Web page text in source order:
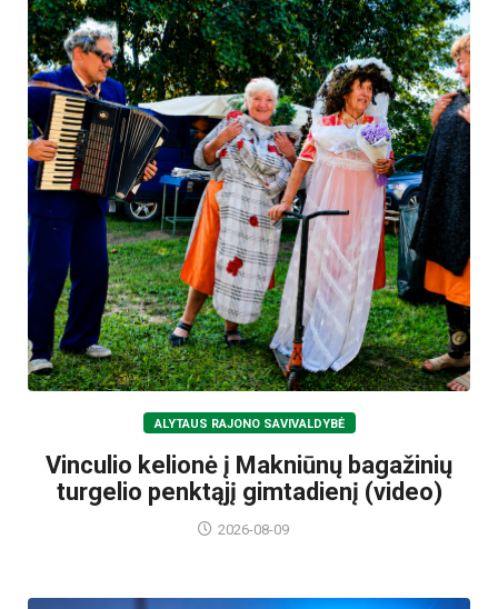
ALYTAUS RAJONO SAVIVALDYBĖ
Vinculio kelionė į Makniūnų bagažinių
turgelio penktąjį gimtadienį (video)
2026-08-09